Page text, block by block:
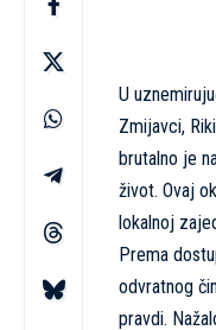
U
Zmijavci,
brutalno je
život. Ovaj
lokalnoj
Prema
odvratnog
pravdi.